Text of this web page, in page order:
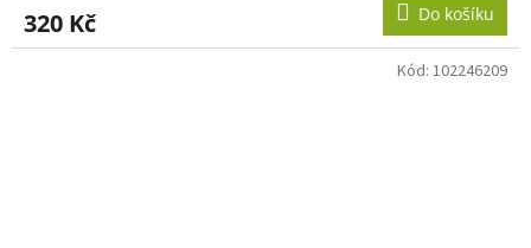
320 Kč Do košíku
Kód: 102246209